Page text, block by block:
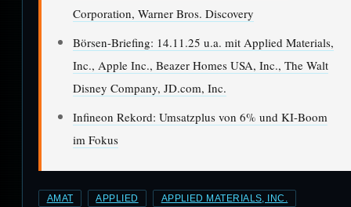
Corporation, Warner Bros. Discovery
Börsen-Briefing: 14.11.25 u.a. mit Applied Materials,
Inc., Apple Inc., Beazer Homes USA, Inc., The Walt
Disney Company, JD.com, Inc.
Infineon Rekord: Umsatzplus von 6% und KI-Boom
im Fokus
AMAT APPLIED APPLIED MATERIALS, INC.